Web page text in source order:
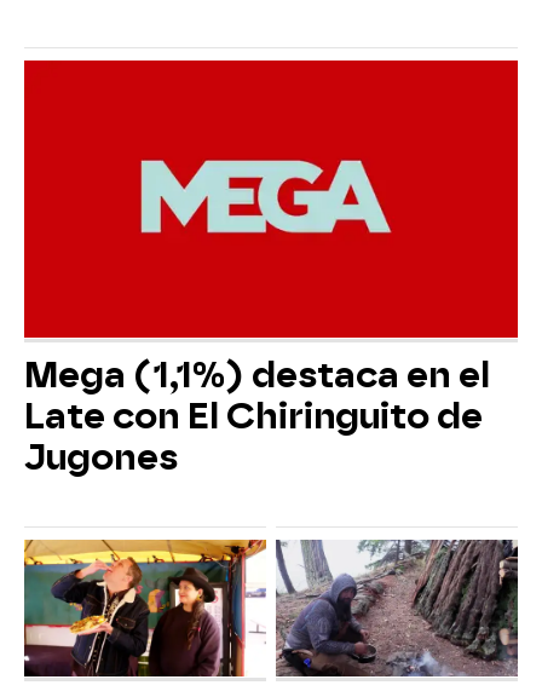
Mega (1,1%) destaca en el
Late con El Chiringuito de
Jugones